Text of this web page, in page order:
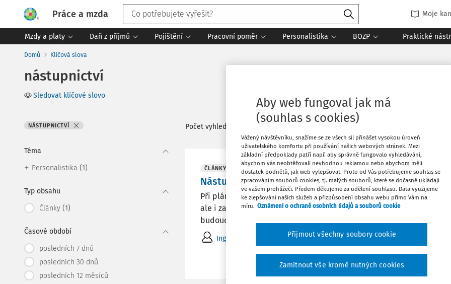
Práce a mzda Moje
Mzdy a platy Daň z příjmů Pojištění Pracovní poměr Personalistika BOZP Praktické
Domů Klíčová slova
nástupnictví
Sledovat klíčové slovo
NÁSTUPNICTVÍ
Téma
Personalistika (1)
Typ obsahu
Články (1)
Časové období
posledních 7 dnů
posledních 30 dnů
posledních 12 měsíců
Počet vyhledaných dokumentů:
ČLÁNKY
Nástupnictví jako citlivé téma nejen pro samotné
Při plánování strategie organizace vyvstává jedno téma, které je
ale i zaměstnavatelů značně citlivé, často se totiž týká jich
budoucí participace. Tímto tématem je samozřejmě nástupnictví, v
Ing. Lenka Říhová Farkačová Ph.D. Vydáno:21. 4. 2022
Aby web fungoval jak má
(souhlas s cookies)
Vážený návštěvníku, snažíme se ze všech sil přinášet vysokou úroveň
uživatelského komfortu při používání našich webových stránek. Mezi
základní předpoklady patří např. aby správně fungovalo vyhledávání,
abychom vás neobtěžovali nevhodnou reklamou nebo abychom měli
dostatek podnětů, jak web vylepšovat. Proto od Vás potřebujeme souhlas se
zpracováním souborů cookies, tj. malých souborů, které se dočasně ukládají
ve vašem prohlížeči. Předem děkujeme za udělení souhlasu. Data využijeme
ke zlepšování našich služeb a přizpůsobení obsahu webu přímo Vám na
míru. Oznámení o ochraně osobních údajů a souborů cookie
Zamítnout vše kromě nutných cookies
Přijmout všechny soubory cookie